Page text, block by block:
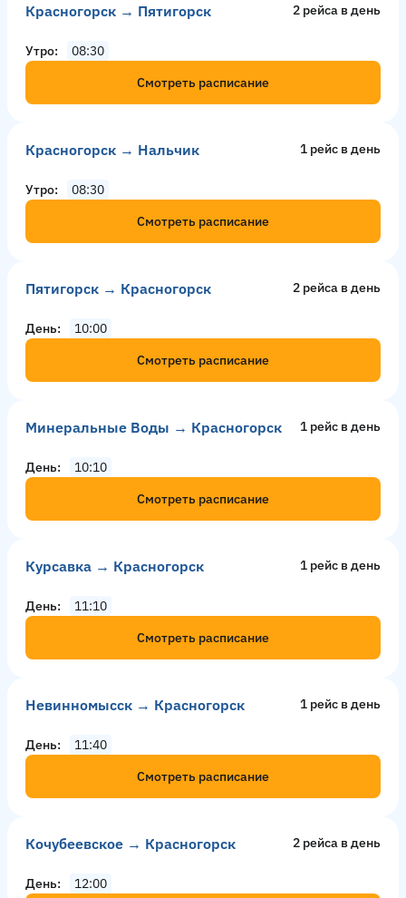
Красногорск → Пятигорск 2 рейсa в день
Утро
08:30
Смотреть расписание
Красногорск → Нальчик 1 рейс в день
Утро
08:30
Смотреть расписание
Пятигорск → Красногорск 2 рейсa в день
День
10:00
Смотреть расписание
Минеральные Воды → Красногорск 1 рейс в день
День
10:10
Смотреть расписание
Курсавка → Красногорск 1 рейс в день
День
11:10
Смотреть расписание
Невинномысск → Красногорск 1 рейс в день
День
11:40
Смотреть расписание
Кочубеевское → Красногорск 2 рейсa в день
День
12:00